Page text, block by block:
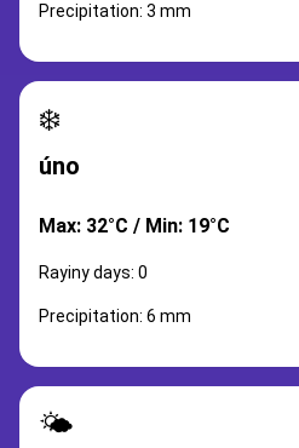
Precipitation: 3 mm
❄️
úno
Max: 32°C / Min: 19°C
Rayiny days: 0
Precipitation: 6 mm
🌤️